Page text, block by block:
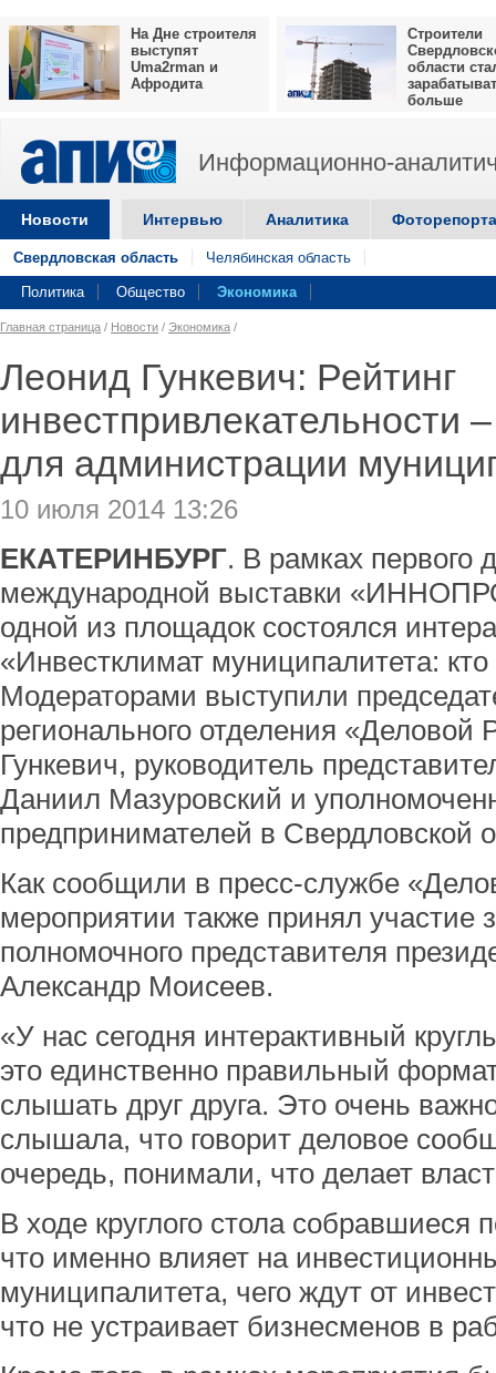
На Дне строителя
выступят
Uma2rman и
Афродита
Строители
области
больше
Информационно-
Новости Интервью Аналитика
Свердловская область Челябинская область
Политика Общество Экономика
Главная страница / Новости / Экономика /
Леонид Гункевич: Рейтинг
инвестпривлекательности
для администрации
10 июля 2014 13:26
ЕКАТЕРИНБУРГ. В рамках первого
международной выставки
одной из площадок состоялся
«Инвестклимат муниципалитета: кто
Модераторами выступили
регионального отделения «Деловой
Гункевич, руководитель
Даниил Мазуровский и
предпринимателей в Свердловской
Как сообщили в пресс-службе
мероприятии также принял участие
полномочного представителя
Александр Моисеев.
«У нас сегодня интерактивный
это единственно правильный
слышать друг друга. Это очень
слышала, что говорит деловое
очередь, понимали, что делает
В ходе круглого стола собравшиеся
что именно влияет на
муниципалитета, чего ждут от
что не устраивает бизнесменов в